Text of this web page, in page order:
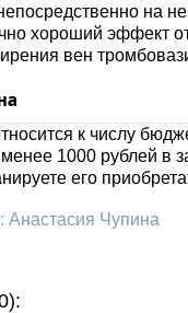
на
хороший эффект
вен
к числу
1000 рублей в
его
Анастасия Чупина